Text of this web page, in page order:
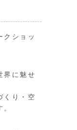
クショッ
界に魅せ
くり・空